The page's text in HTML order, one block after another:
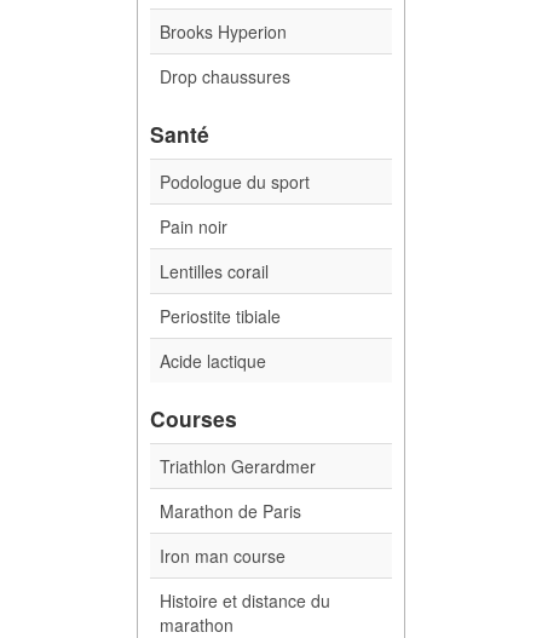
Brooks Hyperion
Drop chaussures
Santé
Podologue du sport
Pain noir
Lentilles corail
Periostite tibiale
Acide lactique
Courses
Triathlon Gerardmer
Marathon de Paris
Iron man course
Histoire et distance du
marathon